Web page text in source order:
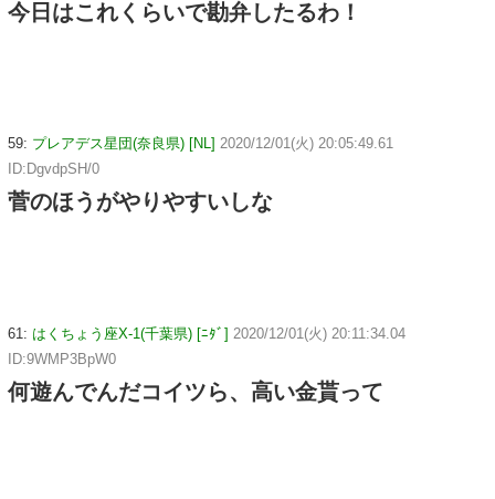
今日はこれくらいで勘弁したるわ！
59: プレアデス星団(奈良県) [NL] 2020/12/01(火) 20:05:49.61
ID:DgvdpSH/0
菅のほうがやりやすいしな
61: はくちょう座X-1(千葉県) [ﾆﾀﾞ] 2020/12/01(火) 20:11:34.04
ID:9WMP3BpW0
何遊んでんだコイツら、高い金貰って